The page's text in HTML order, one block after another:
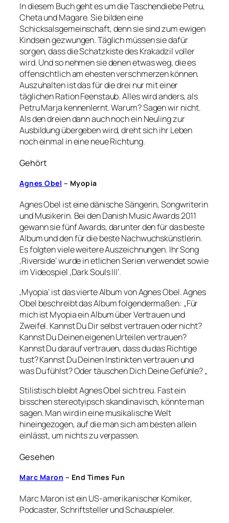
In diesem Buch geht es um die Taschendiebe Petru,
Cheta und Magare. Sie bilden eine
Schicksalsgemeinschaft, denn sie sind zum ewigen
Kindsein gezwungen. Täglich müssen sie dafür
sorgen, dass die Schatzkiste des Krakadzil voller
wird. Und so nehmen sie denen etwas weg, die es
offensichtlich am ehesten verschmerzen können.
Auszuhalten ist das für die drei nur mit einer
täglichen Ration Feenstaub. Alles wird anders, als
Petru Marja kennenlernt. Warum? Sagen wir nicht.
Als den dreien dann auch noch ein Neuling zur
Ausbildung übergeben wird, dreht sich ihr Leben
noch einmal in eine neue Richtung.
Gehört
Agnes Obel – Myopia
Agnes Obel ist eine dänische Sängerin, Songwriterin
und Musikerin. Bei den Danish Music Awards 2011
gewann sie fünf Awards, darunter den für das beste
Album und den für die beste Nachwuchskünstlerin.
Es folgten viele weitere Auszeichnungen. Ihr Song
‚Riverside‘ wurde in etlichen Serien verwendet sowie
im Videospiel ‚Dark Souls III‘.
‚Myopia‘ ist das vierte Album von Agnes Obel. Agnes
Obel beschreibt das Album folgendermaßen: „Für
mich ist Myopia ein Album über Vertrauen und
Zweifel. Kannst Du Dir selbst vertrauen oder nicht?
Kannst Du Deinen eigenen Urteilen vertrauen?
Kannst Du darauf vertrauen, dass du das Richtige
tust? Kannst Du Deinen Instinkten vertrauen und
was Du fühlst? Oder täuschen Dich Deine Gefühle? „
Stilistisch bleibt Agnes Obel sich treu. Fast ein
bisschen stereotyipsch skandinavisch, könnte man
sagen. Man wird in eine musikalische Welt
hineingezogen, auf die man sich am besten allein
einlässt, um nichts zu verpassen.
Gesehen
Marc Maron – End Times Fun
Marc Maron ist ein US-amerikanischer Komiker,
Podcaster, Schriftsteller und Schauspieler.